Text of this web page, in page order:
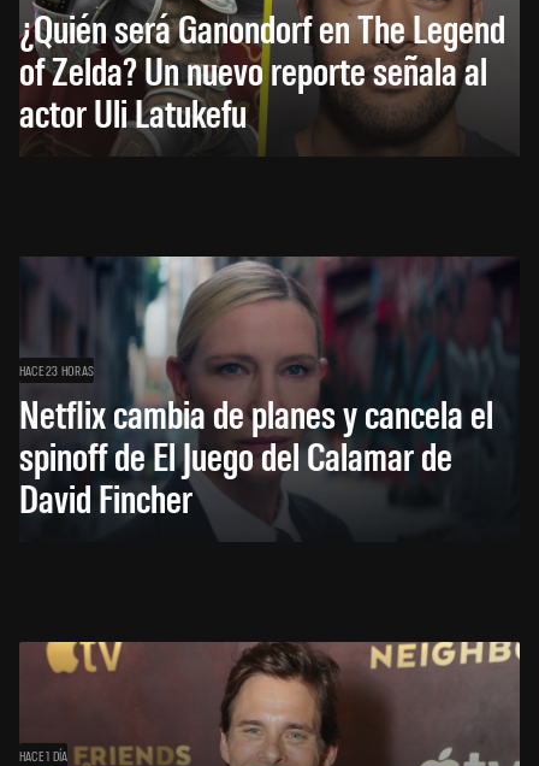
¿Quién será Ganondorf en The Legend
of Zelda? Un nuevo reporte señala al
actor Uli Latukefu
HACE 23 HORAS
Netflix cambia de planes y cancela el
spinoff de El Juego del Calamar de
David Fincher
HACE 1 DÍA